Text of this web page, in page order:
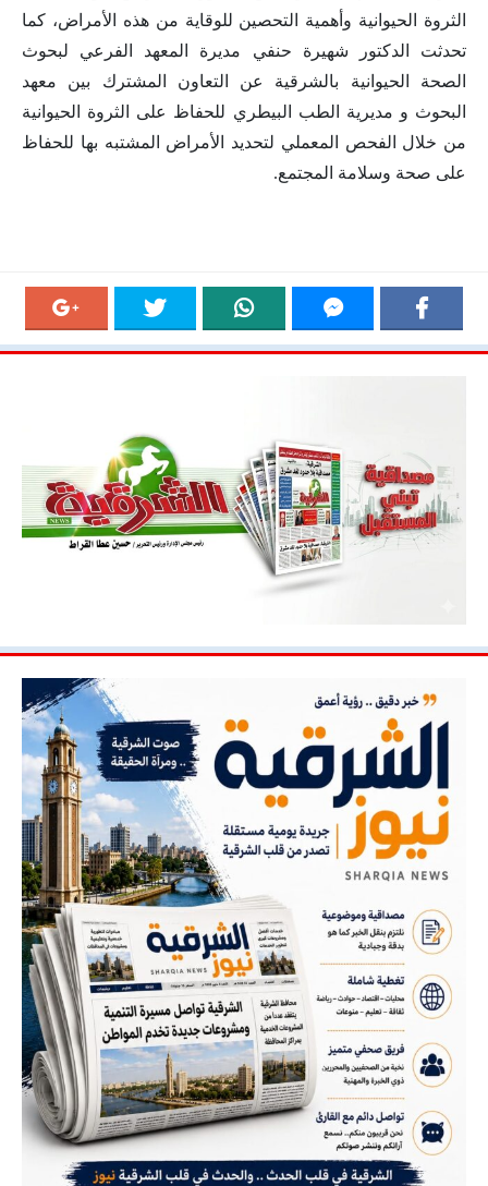
الثروة الحيوانية وأهمية التحصين للوقاية من هذه الأمراض، كما
تحدثت الدكتور شهيرة حنفي مديرة المعهد الفرعي لبحوث
الصحة الحيوانية بالشرقية عن التعاون المشترك بين معهد
البحوث و مديرية الطب البيطري للحفاظ على الثروة الحيوانية
من خلال الفحص المعملي لتحديد الأمراض المشتبه بها للحفاظ
على صحة وسلامة المجتمع.